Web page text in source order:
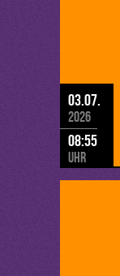
03.07.
2026
08:55
Uhr